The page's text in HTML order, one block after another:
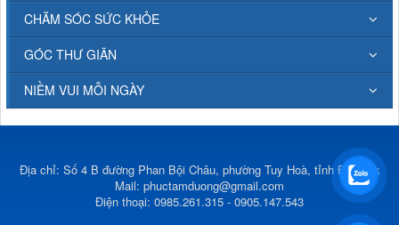
CHĂM SÓC SỨC KHỎE
GÓC THƯ GIÃN
NIỀM VUI MỖI NGÀY
Địa chỉ: Số 4 B đường Phan Bội Châu, phường Tuy Hoà, tỉnh Đắk Lắk
Mail: phuctamduong@gmail.com
Điện thoại: 0985.261.315 - 0905.147.543